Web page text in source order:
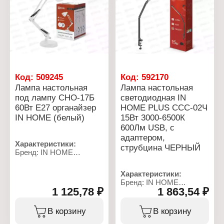
Напряжение: 220 В
Размер: 610х155 мм
Вид крепления: на
основании, со
струбциной
Степень защиты: IP20
610 мм
Тип питания: от сети
Материал: металл,
пластик
Расположение
выключателя: на шнуре
Вид крепления: на
основании, со
струбциной
Степень защиты: IP20
Цвет: черный
Максимальная высота:
пластик
Расположение
выключателя: на шнуре
питания
Лампа в комплекте: нет
Код: 509245
Лампа настольная
под лампу СНО-17Б
60Вт Е27 органайзер
IN HOME (белый)
Характеристики:
Бренд: IN HOME
Вариация: светильник
настольный под лампу
мощность: 60 Вт
Тип лампы:
1 125,78 ₽
В корзину
Код:592170
Лампа настольная
светодиодная IN
HOME PLUS ССС-02Ч
15Вт 3000-6500К
600Лм USB, с
адаптером,
струбцина ЧЕРНЫЙ
Характеристики:
Бренд: IN HOME
Серия: "PLUS"
Модель: ССС-02Ч
Вид: настольная
1 863,54 ₽
В корзину